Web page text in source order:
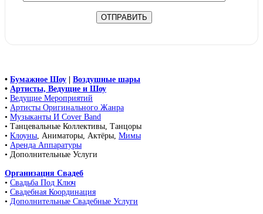
• Бумажное Шоу
Воздушные шары
• Артисты, Ведущие и Шоу
• Ведущие Мероприятий
• Артисты Оригинального Жанра
• Музыканты И Cover Band
• Танцевальные Коллективы, Танцоры
• Клоуны , Аниматоры, Актёры, Мимы
• Аренда Аппаратуры
• Дополнительные Услуги
Организация Свадеб
• Свадьба Под Ключ
• Свадебная Координация
• Дополнительные Свадебные Услуги